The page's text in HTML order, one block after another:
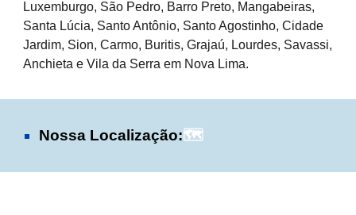
Luxemburgo, São Pedro, Barro Preto, Mangabeiras,
Santa Lúcia, Santo Antônio, Santo Agostinho, Cidade
Jardim, Sion, Carmo, Buritis, Grajaú, Lourdes, Savassi,
Anchieta e Vila da Serra em Nova Lima.
Nossa Localização:🗺️